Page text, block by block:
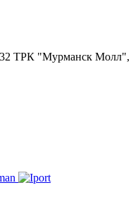
32 ТРК "Мурманск Молл",